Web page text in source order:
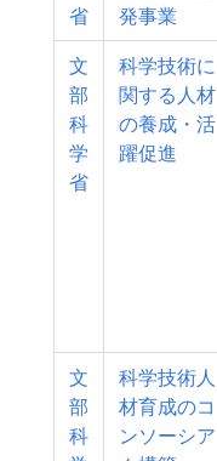
省
発事業
文
部
科
学
省
科学技術に
関する人材
の養成・活
躍促進
文
部
科
科学技術人
材育成のコ
ンソーシア